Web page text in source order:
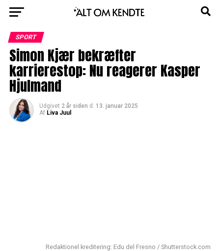
SPORT
Simon Kjær bekræfter
karrierestop: Nu reagerer Kasper
Hjulmand
Udgivet 2 år siden d. 13. januar 2025
Af Liva Juul
Redaktionel kreditering: Edu del Fresno / Shutterstock.com